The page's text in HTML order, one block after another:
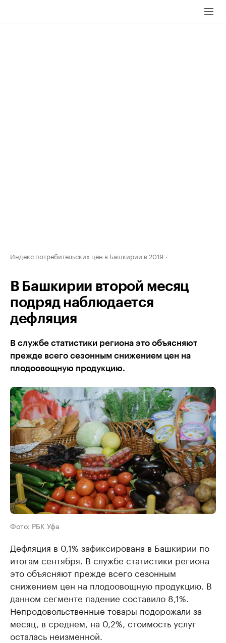
Индекс потребительских цен в Башкирии в 2019
В Башкирии второй месяц
подряд наблюдается
дефляция
В службе статистики региона это объясняют
прежде всего сезонным снижением цен на
плодоовощную продукцию.
Фото: РБК Уфа
Дефляция в 0,1% зафиксирована в Башкирии по
итогам сентября. В службе статистики региона
это объясняют прежде всего сезонным
снижением цен на плодоовощную продукцию. В
данном сегменте падение составило 8,1%.
Непродовольственные товары подорожали за
месяц, в среднем, на 0,2%, стоимость услуг
осталась неизменной.